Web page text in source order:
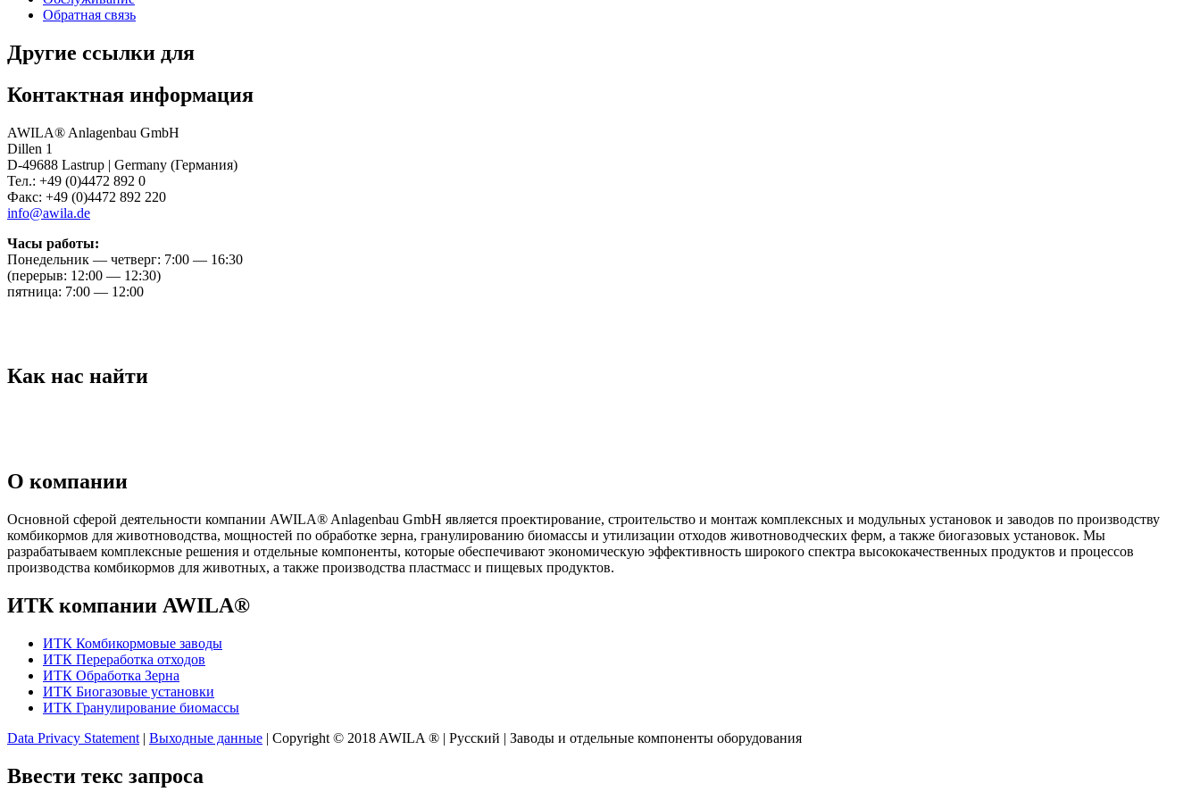
Обратная связь
Другие ссылки для
Контактная информация
AWILA® Anlagenbau GmbH
Dillen 1
D-49688 Lastrup | Germany (Германия)
Тел.: +49 (0)4472 892 0
Факс: +49 (0)4472 892 220
info@awila.de
Часы работы:
Понедельник — четверг: 7:00 — 16:30
(перерыв: 12:00 — 12:30)
пятница: 7:00 — 12:00
Как нас найти
О компании
Основной сферой деятельности компании AWILA® Anlagenbau GmbH является проектирование, строительство и монтаж комплексных и модульных установок и заводов по производству
комбикормов для животноводства, мощностей по обработке зерна, гранулированию биомассы и утилизации отходов животноводческих ферм, а также биогазовых установок. Мы
разрабатываем комплексные решения и отдельные компоненты, которые обеспечивают экономическую эффективность широкого спектра высококачественных продуктов и процессов
производства комбикормов для животных, а также производства пластмасс и пищевых продуктов.
ИТК компании AWILA®
ИТК Комбикормовые заводы
ИТК Переработка отходов
ИТК Обработка Зерна
ИТК Биогазовые установки
ИТК Гранулирование биомассы
Data Privacy Statement | Выходные данные | Copyright © 2018 AWILA ® | Русский | Заводы и отдельные компоненты оборудования
Ввести текс запроса